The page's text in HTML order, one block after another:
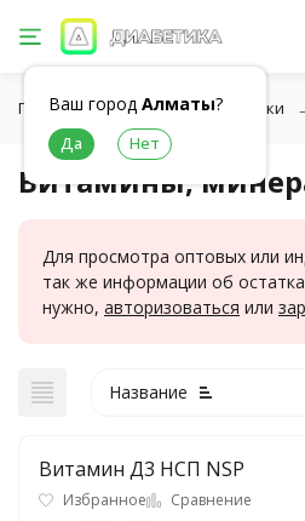
Ваш город Алматы?
Главная Витамины и добавки
Витамины,
Для просмотра оптовых или
так же информации об
нужно, авторизоваться или
Название
Витамин Д3 НСП NSP
Избранное Сравнение